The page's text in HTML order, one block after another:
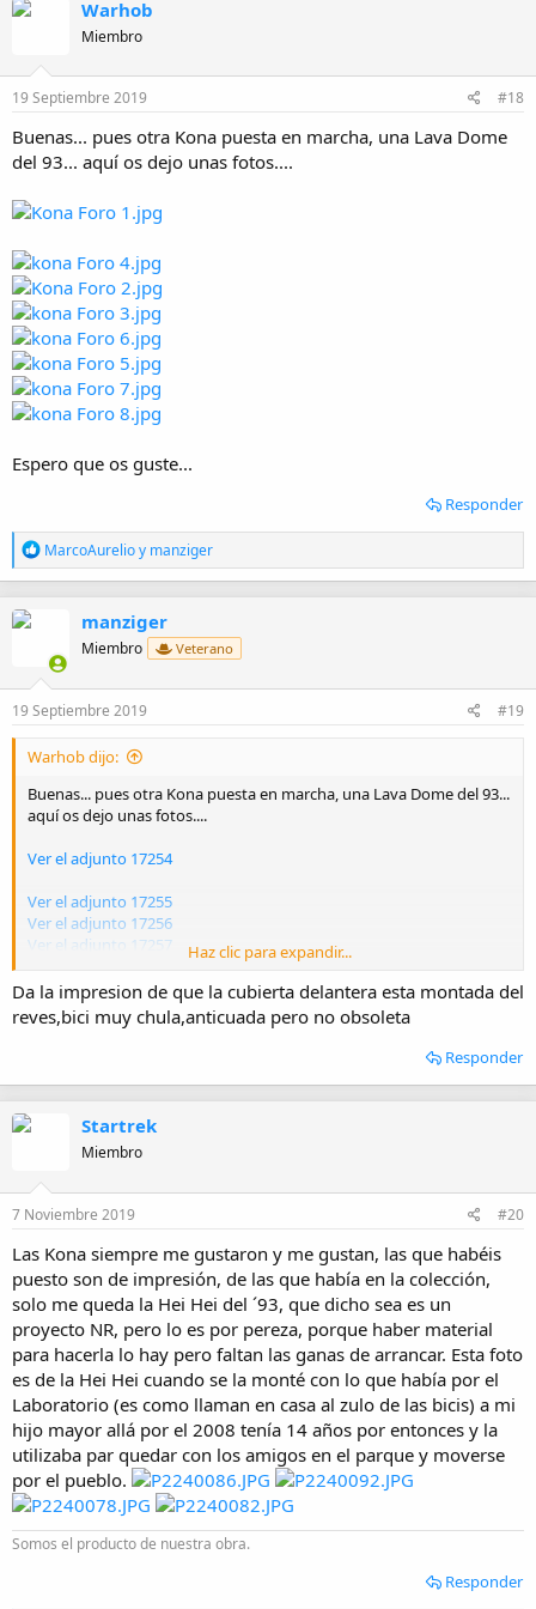
Warhob
Miembro
19 Septiembre 2019 #18
Buenas... pues otra Kona puesta en marcha, una Lava Dome
del 93... aquí os dejo unas fotos....
Espero que os guste...
Responder
R
e
a
o
n
s
MarcoAurelioy manziger
manziger
Miembro Veterano
19 Septiembre 2019 #19
Warhob dijo:
Buenas... pues otra Kona puesta en marcha, una Lava Dome del 93...
aquí os dejo unas fotos....
Ver el adjunto 17254
Ver el adjunto 17255
Ver el adjunto 17256
Ver el adjunto 17257
Ver el adjunto 17259
Ver el adjunto 17260
Ver el adjunto 17261
Haz clic para expandir...
Da la impresion de que la cubierta delantera esta montada del
reves,bici muy chula,anticuada pero no obsoleta
Responder
Startrek
Miembro
7 Noviembre 2019 #20
Las Kona siempre me gustaron y me gustan, las que habéis
puesto son de impresión, de las que había en la colección,
solo me queda la Hei Hei del ´93, que dicho sea es un
proyecto NR, pero lo es por pereza, porque haber material
para hacerla lo hay pero faltan las ganas de arrancar. Esta foto
es de la Hei Hei cuando se la monté con lo que había por el
Laboratorio (es como llaman en casa al zulo de las bicis) a mi
hijo mayor allá por el 2008 tenía 14 años por entonces y la
utilizaba par quedar con los amigos en el parque y moverse
por el pueblo.
Somos el producto de nuestra obra.
Responder